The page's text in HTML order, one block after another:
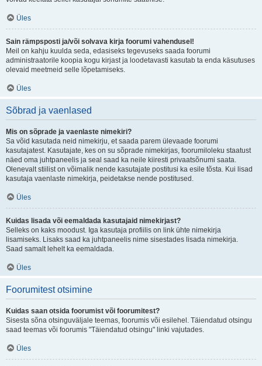
Üles
Sain rämpsposti ja/või solvava kirja foorumi vahendusel!
Meil on kahju kuulda seda, edasiseks tegevuseks saada foorumi
administraatorile koopia kogu kirjast ja loodetavasti kasutab ta enda käsutuses
olevaid meetmeid selle lõpetamiseks.
Üles
Sõbrad ja vaenlased
Mis on sõprade ja vaenlaste nimekiri?
Sa võid kasutada neid nimekirju, et saada parem ülevaade foorumi
kasutajatest. Kasutajate, kes on su sõprade nimekirjas, foorumiloleku staatust
näed oma juhtpaneelis ja seal saad ka neile kiiresti privaatsõnumi saata.
Olenevalt stiilist on võimalik nende kasutajate postitusi ka esile tõsta. Kui lisad
kasutaja vaenlaste nimekirja, peidetakse nende postitused.
Üles
Kuidas lisada või eemaldada kasutajaid nimekirjast?
Selleks on kaks moodust. Iga kasutaja profiilis on link ühte nimekirja
lisamiseks. Lisaks saad ka juhtpaneelis nime sisestades lisada nimekirja.
Saad samalt lehelt ka eemaldada.
Üles
Foorumitest otsimine
Kuidas saan otsida foorumist või foorumitest?
Sisesta sõna otsinguväljale teemas, foorumis või esilehel. Täiendatud otsingu
saad teemas või foorumis "Täiendatud otsingu" linki vajutades.
Üles